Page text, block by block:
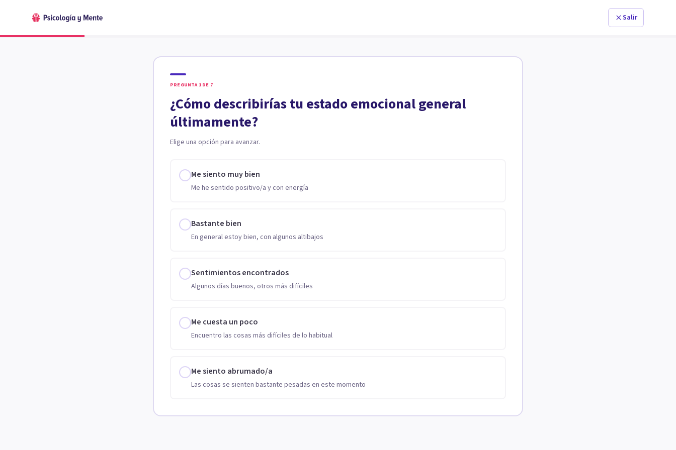
Salir
PREGUNTA 1 DE 7
¿Cómo describirías tu estado emocional general
últimamente?
Elige una opción para avanzar.
Me siento muy bien
Me he sentido positivo/a y con energía
Bastante bien
En general estoy bien, con algunos altibajos
Sentimientos encontrados
Algunos días buenos, otros más difíciles
Me cuesta un poco
Encuentro las cosas más difíciles de lo habitual
Me siento abrumado/a
Las cosas se sienten bastante pesadas en este momento